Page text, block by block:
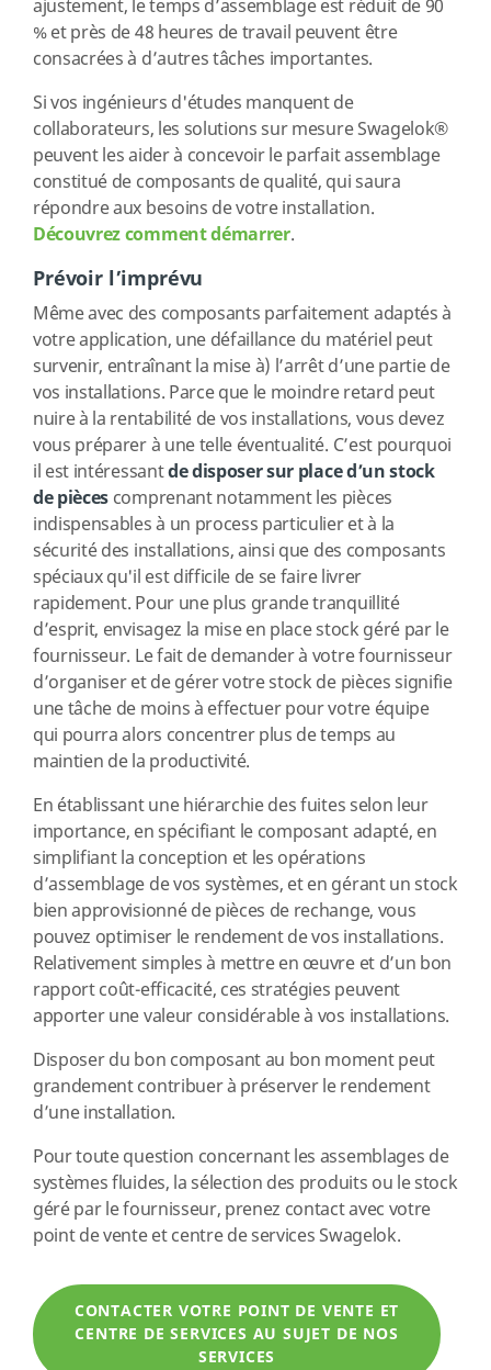
ajustement, le temps d’assemblage est réduit de 90
% et près de 48 heures de travail peuvent être
consacrées à d’autres tâches importantes.
Si vos ingénieurs d'études manquent de
collaborateurs, les solutions sur mesure Swagelok®
peuvent les aider à concevoir le parfait assemblage
constitué de composants de qualité, qui saura
répondre aux besoins de votre installation.
Découvrez comment démarrer.
Prévoir l’imprévu
Même avec des composants parfaitement adaptés à
votre application, une défaillance du matériel peut
survenir, entraînant la mise à) l’arrêt d’une partie de
vos installations. Parce que le moindre retard peut
nuire à la rentabilité de vos installations, vous devez
vous préparer à une telle éventualité. C’est pourquoi
il est intéressantde disposer sur place d’un stock
de pièces comprenant notamment les pièces
indispensables à un process particulier et à la
sécurité des installations, ainsi que des composants
spéciaux qu'il est difficile de se faire livrer
rapidement. Pour une plus grande tranquillité
d’esprit, envisagez la mise en place stock géré par le
fournisseur. Le fait de demander à votre fournisseur
d’organiser et de gérer votre stock de pièces signifie
une tâche de moins à effectuer pour votre équipe
qui pourra alors concentrer plus de temps au
maintien de la productivité.
En établissant une hiérarchie des fuites selon leur
importance, en spécifiant le composant adapté, en
simplifiant la conception et les opérations
d’assemblage de vos systèmes, et en gérant un stock
bien approvisionné de pièces de rechange, vous
pouvez optimiser le rendement de vos installations.
Relativement simples à mettre en œuvre et d’un bon
rapport coût-efficacité, ces stratégies peuvent
apporter une valeur considérable à vos installations.
Disposer du bon composant au bon moment peut
grandement contribuer à préserver le rendement
d’une installation.
Pour toute question concernant les assemblages de
systèmes fluides, la sélection des produits ou le stock
géré par le fournisseur, prenez contact avec votre
point de vente et centre de services Swagelok.
CONTACTER VOTRE POINT DE VENTE ET
CENTRE DE SERVICES AU SUJET DE NOS
SERVICES